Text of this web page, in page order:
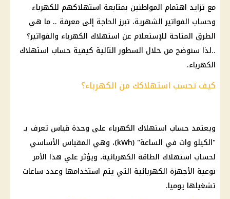
مع تزايد اهتمام المواطنين بمتابعة استهلاكهم للكهرباء
وحساب الفواتير الشهرية، تبرز الحاجة إلى معرفة .. ما هي
الطرق المتاحة للإستعلام عن استهلاك الكهرباء والفواتير؟
..لذا سنوضح من خلال السطور التالية كيفية حساب استهلاك
الكهرباء.
كيف تحسب استهلاكك من الكهرباء؟
ويعتمد حساب استهلاك الكهرباء على وحدة قياس تعرف بـ
"الكيلو وات في الساعة" (kWh)، وهي المقياس الأساسي
لحساب استهلاك الطاقة الكهربائية، ويؤثر علي هذا الأمر
نوعية الأجهزة الكهربائية التي يتم استخدامها وعدد ساعات
تشغيلها يوميا.